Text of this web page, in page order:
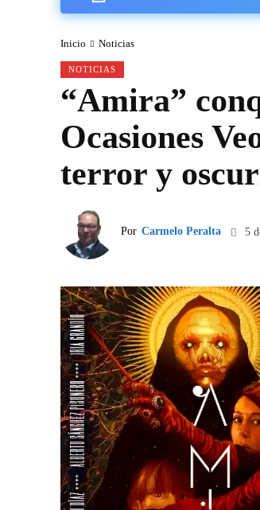
Inicio Noticias
NOTICIAS
“Amira”
Ocasiones
terror y
Por Carmelo Peralta 5